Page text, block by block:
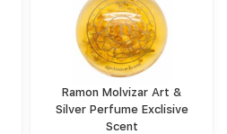
Ramon Molvizar Art &
Silver Perfume Exclisive
Scent